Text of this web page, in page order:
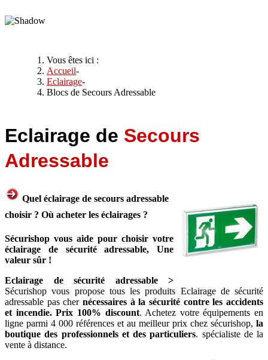
Vous êtes ici :
Accueil-
Eclairage-
Blocs de Secours Adressable
Eclairage de Secours
Adressable
Quel éclairage de secours adressable
choisir ? Où acheter les éclairages ?
Sécurishop vous aide pour choisir votre
éclairage de sécurité adressable, Une
valeur sûr !
Eclairage de sécurité adressable >
Sécurishop vous propose tous les produits Eclairage de sécurité
adressable pas cher nécessaires à la sécurité contre les accidents
et incendie. Prix 100% discount. Achetez votre équipements en
ligne parmi 4 000 références et au meilleur prix chez sécurishop, la
boutique des professionnels et des particuliers. spécialiste de la
vente à distance.